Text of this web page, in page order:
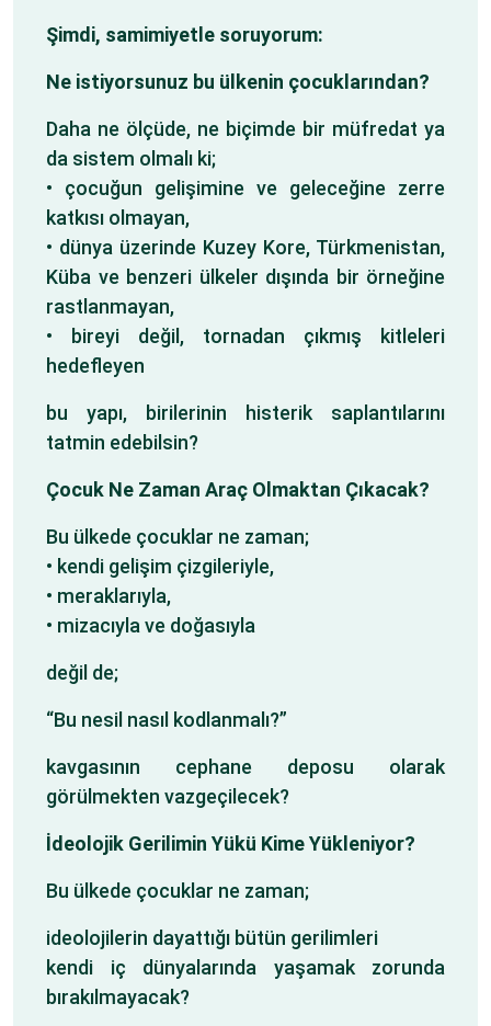
Şimdi, samimiyetle soruyorum:
Ne istiyorsunuz bu ülkenin çocuklarından?
Daha ne ölçüde, ne biçimde bir müfredat ya
da sistem olmalı ki;
• çocuğun gelişimine ve geleceğine zerre
katkısı olmayan,
• dünya üzerinde Kuzey Kore, Türkmenistan,
Küba ve benzeri ülkeler dışında bir örneğine
rastlanmayan,
• bireyi değil, tornadan çıkmış kitleleri
hedefleyen
bu yapı, birilerinin histerik saplantılarını
tatmin edebilsin?
Çocuk Ne Zaman Araç Olmaktan Çıkacak?
Bu ülkede çocuklar ne zaman;
• kendi gelişim çizgileriyle,
• meraklarıyla,
• mizacıyla ve doğasıyla
değil de;
“Bu nesil nasıl kodlanmalı?”
kavgasının cephane deposu olarak
görülmekten vazgeçilecek?
İdeolojik Gerilimin Yükü Kime Yükleniyor?
Bu ülkede çocuklar ne zaman;
ideolojilerin dayattığı bütün gerilimleri
kendi iç dünyalarında yaşamak zorunda
bırakılmayacak?